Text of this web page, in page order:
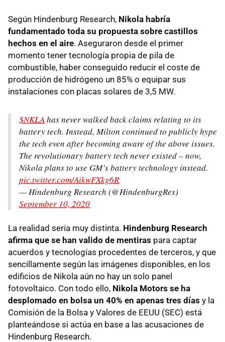
Según Hindenburg Research, Nikola habría
fundamentado toda su propuesta sobre castillos
hechos en el aire. Aseguraron desde el primer
momento tener tecnología propia de pila de
combustible, haber conseguido reducir el coste de
producción de hidrógeno un 85% o equipar sus
instalaciones con placas solares de 3,5 MW.
$NKLA has never walked back claims relating to its
battery tech. Instead, Milton continued to publicly hype
the tech even after becoming aware of the above issues.
The revolutionary battery tech never existed – now,
Nikola plans to use GM’s battery technology instead.
pic.twitter.com/AikwFXkg6R
— Hindenburg Research (@HindenburgRes)
September 10, 2020
La realidad sería muy distinta. Hindenburg Research
afirma que se han valido de mentiras para captar
acuerdos y tecnologías procedentes de terceros, y que
sencillamente según las imágenes disponibles, en los
edificios de Nikola aún no hay un solo panel
fotovoltaico. Con todo ello, Nikola Motors se ha
desplomado en bolsa un 40% en apenas tres días y la
Comisión de la Bolsa y Valores de EEUU (SEC) está
planteándose si actúa en base a las acusaciones de
Hindenburg Research.